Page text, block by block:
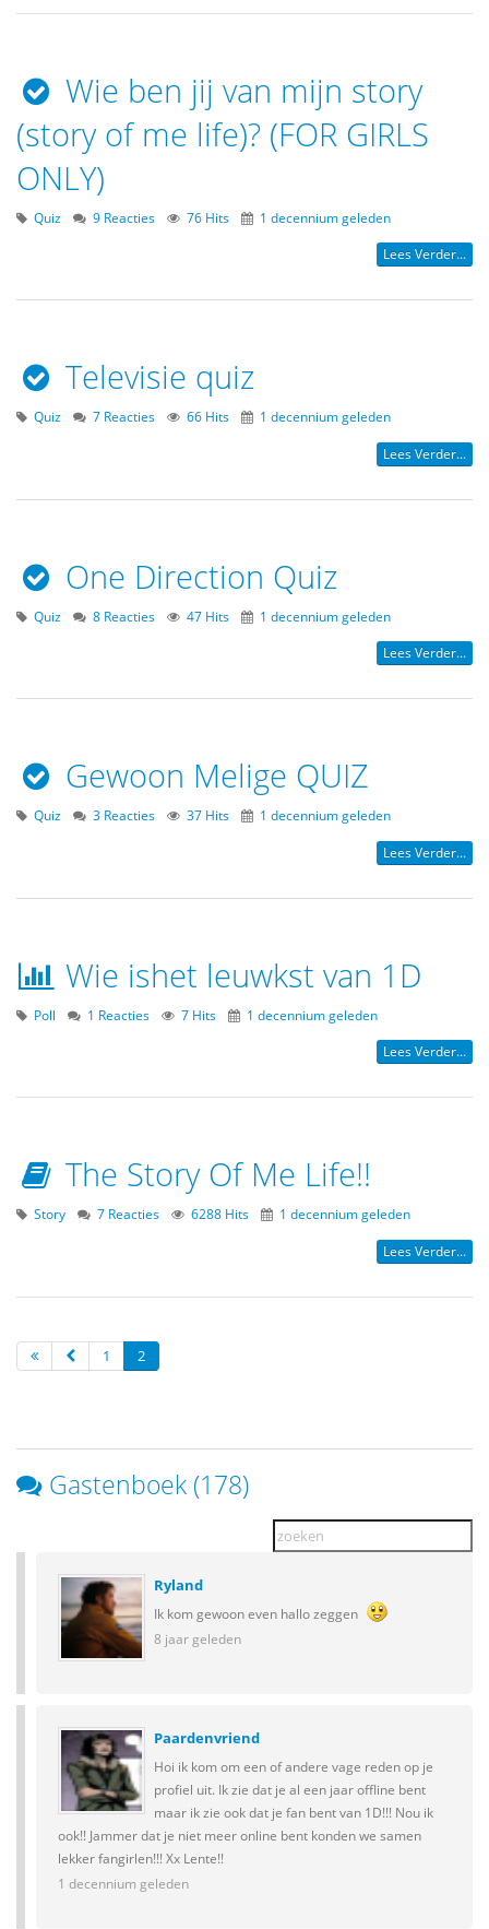
Wie ben jij van mijn story
(story of me life)? (FOR GIRLS
ONLY)
Quiz 9 Reacties 76 Hits 1 decennium geleden
Lees Verder...
Televisie quiz
Quiz 7 Reacties 66 Hits 1 decennium geleden
Lees Verder...
One Direction Quiz
Quiz 8 Reacties 47 Hits 1 decennium geleden
Lees Verder...
Gewoon Melige QUIZ
Quiz 3 Reacties 37 Hits 1 decennium geleden
Lees Verder...
Wie ishet leuwkst van 1D
Poll 1 Reacties 7 Hits 1 decennium geleden
Lees Verder...
The Story Of Me Life!!
Story 7 Reacties 6288 Hits 1 decennium geleden
Lees Verder...
1 2
Gastenboek (178)
Ryland
Ik kom gewoon even hallo zeggen
8 jaar geleden
Paardenvriend
Hoi ik kom om een of andere vage reden op je
profiel uit. Ik zie dat je al een jaar offline bent
maar ik zie ook dat je fan bent van 1D!!! Nou ik
ook!! Jammer dat je niet meer online bent konden we samen
lekker fangirlen!!! Xx Lente!!
1 decennium geleden